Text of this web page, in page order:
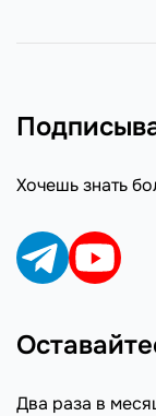
Хочешь знать
Два раза в